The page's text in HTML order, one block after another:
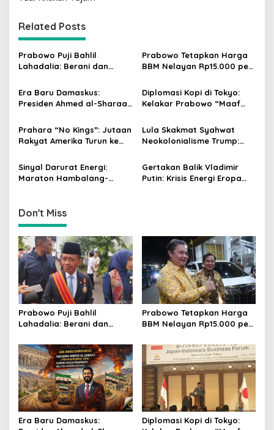
a
v
i
a
i
o
n
Related Posts
Prabowo Puji Bahlil
Lahadalia: Berani dan
88–89
Prabowo Tetapkan Harga
BBM Nelayan Rp15.000 per
30-200 GT
Era Baru Damaskus:
Presiden Ahmed al-Sharaa
Suriah Pasca-Penarikan
Militer Amerika Serikat
Diplomasi Kopi di Tokyo:
Kelakar Prabowo “Maaf
Lebih Enak!” Guncang
Forum Bisnis Jepang
Prahara “No Kings”: Jutaan
Rakyat Amerika Turun ke
dalam Kepungan Protes
Global!
Lula Skakmat Syahwat
Neokolonialisme Trump:
South Terhadap Penjajahan
Gaya Baru
Sinyal Darurat Energi:
Maraton Hambalang-
Guncangan Global
Gertakan Balik Vladimir
Putin: Krisis Energi Eropa
Don't Miss
Prabowo Puji Bahlil
Lahadalia: Berani dan
88–89
Prabowo Tetapkan Harga
BBM Nelayan Rp15.000 per
30-200 GT
Era Baru Damaskus:
Diplomasi Kopi di Tokyo: